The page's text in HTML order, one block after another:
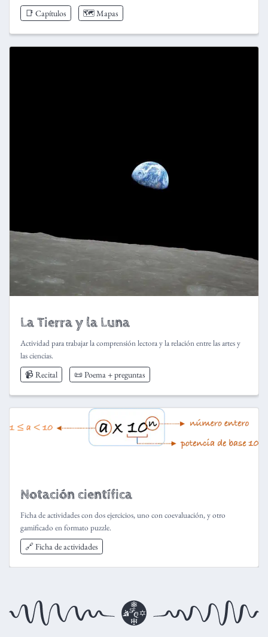
📑 Capítulos 🗺️ Mapas
La Tierra y la Luna
Actividad para trabajar la comprensión lectora y la relación entre las artes y
las ciencias.
📹 Recital 📜 Poema + preguntas
Notación científica
Ficha de actividades con dos ejercicios, uno con coevaluación, y otro
gamificado en formato puzzle.
🔗 Ficha de actividades